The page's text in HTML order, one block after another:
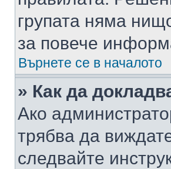
групата няма
за повече
Върнете се в началото
» Как да
Ако
трябва да
следвайте